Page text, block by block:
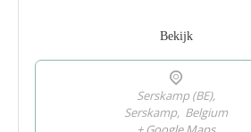
Bekijk
Serskamp (BE),
Serskamp, Belgium